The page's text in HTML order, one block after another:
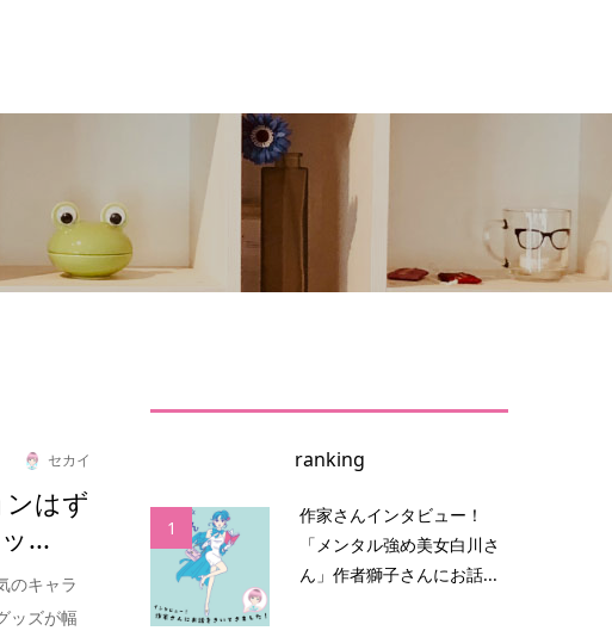
セカイ
はず
...
のキャラ
ッズが幅
ranking
1
作家さんインタビュー！
「メンタル強め美女白川さ
ん」作者獅子さんにお話...